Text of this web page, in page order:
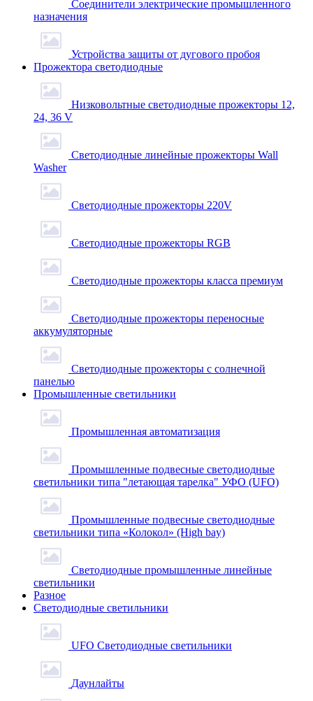
Соединители электрические промышленного
назначения
Устройства защиты от дугового пробоя
Прожектора светодиодные
Низковольтные светодиодные прожекторы 12,
24, 36 V
Светодиодные линейные прожекторы Wall
Washer
Светодиодные прожекторы 220V
Светодиодные прожекторы RGB
Светодиодные прожекторы класса премиум
Светодиодные прожекторы переносные
аккумуляторные
Светодиодные прожекторы с солнечной
панелью
Промышленные светильники
Промышленная автоматизация
Промышленные подвесные cветодиодные
светильники типа "летающая тарелка" УФО (UFO)
Промышленные подвесные cветодиодные
светильники типа «Колокол» (High bay)
Светодиодные промышленные линейные
светильники
Разное
Светодиодные светильники
UFO Светодиодные светильники
Даунлайты